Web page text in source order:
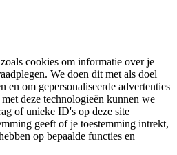
cookies om informatie over je
We doen dit met als doel
en om gepersonaliseerde advertenties
deze technologieën kunnen we
of unieke ID's op deze site
geeft of je toestemming intrekt,
op bepaalde functies en